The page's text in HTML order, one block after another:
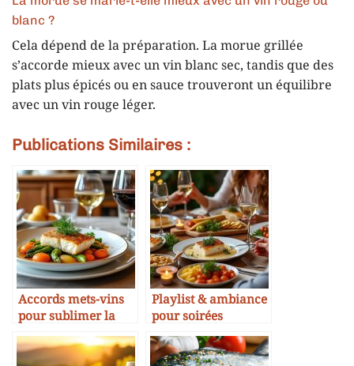
blanc ?
Cela dépend de la préparation. La morue grillée
s’accorde mieux avec un vin blanc sec, tandis que des
plats plus épicés ou en sauce trouveront un équilibre
avec un vin rouge léger.
Publications Similaires :
Accords mets-vins
pour sublimer la
morue
Playlist & ambiance
pour soirées
accords morue